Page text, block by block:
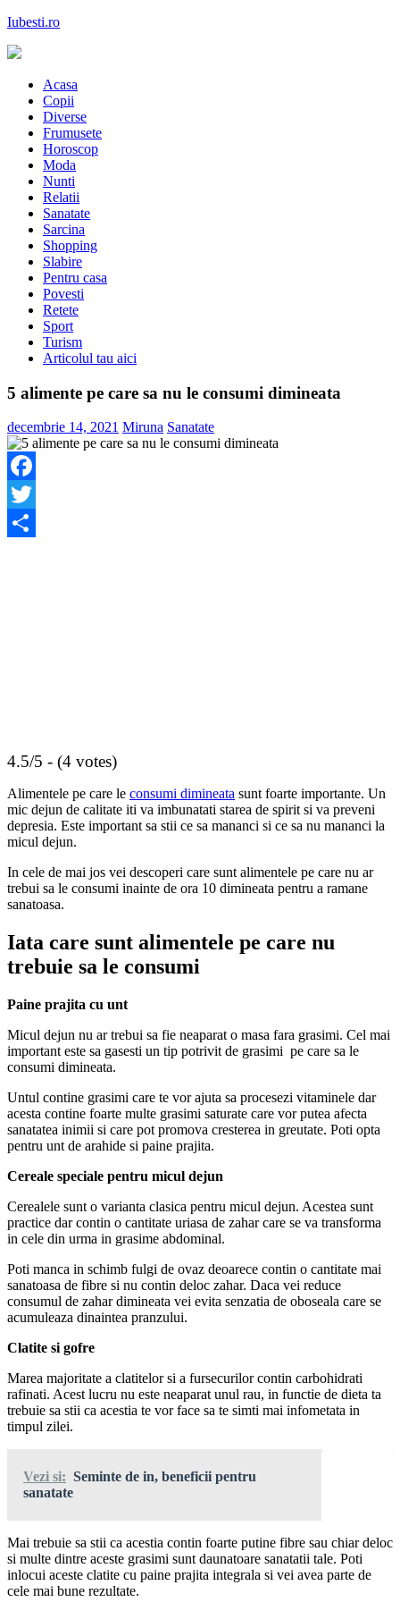
Skip
content
Iubesti.ro
astazi
Acasa
Copii
Diverse
Frumusete
Horoscop
Moda
Nunti
Relatii
Sanatate
Sarcina
Shopping
Slabire
Pentru casa
Povesti
Retete
Sport
Turism
Articolul tau aici
5 alimente pe care sa nu le consumi dimineata
decembrie 14, 2021 Miruna Sanatate
Facebook
Twitter
4.5/5 - (4 votes)
Alimentele pe care le consumi dimineata sunt foarte importante. Un
mic dejun de calitate iti va imbunatati starea de spirit si va preveni
depresia. Este important sa stii ce sa mananci si ce sa nu mananci la
micul dejun.
In cele de mai jos vei descoperi care sunt alimentele pe care nu ar
trebui sa le consumi inainte de ora 10 dimineata pentru a ramane
sanatoasa.
Iata care sunt alimentele pe care nu
trebuie sa le consumi
Paine prajita cu unt
Micul dejun nu ar trebui sa fie neaparat o masa fara grasimi. Cel mai
important este sa gasesti un tip potrivit de grasimi pe care sa le
consumi dimineata.
Untul contine grasimi care te vor ajuta sa procesezi vitaminele dar
acesta contine foarte multe grasimi saturate care vor putea afecta
sanatatea inimii si care pot promova cresterea in greutate. Poti opta
pentru unt de arahide si paine prajita.
Cereale speciale pentru micul dejun
Cerealele sunt o varianta clasica pentru micul dejun. Acestea sunt
practice dar contin o cantitate uriasa de zahar care se va transforma
in cele din urma in grasime abdominal.
Poti manca in schimb fulgi de ovaz deoarece contin o cantitate mai
sanatoasa de fibre si nu contin deloc zahar. Daca vei reduce
consumul de zahar dimineata vei evita senzatia de oboseala care se
acumuleaza dinaintea pranzului.
Clatite si gofre
Marea majoritate a clatitelor si a fursecurilor contin carbohidrati
rafinati. Acest lucru nu este neaparat unul rau, in functie de dieta ta
trebuie sa stii ca acestia te vor face sa te simti mai infometata in
timpul zilei.
Vezi si: Seminte de in, beneficii pentru
sanatate
Mai trebuie sa stii ca acestia contin foarte putine fibre sau chiar deloc
si multe dintre aceste grasimi sunt daunatoare sanatatii tale. Poti
inlocui aceste clatite cu paine prajita integrala si vei avea parte de
cele mai bune rezultate.